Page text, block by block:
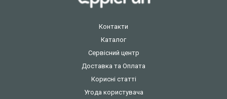
Контакти
Каталог
Сервісний центр
Доставка та Оплата
Корисні статті
Угода користувача